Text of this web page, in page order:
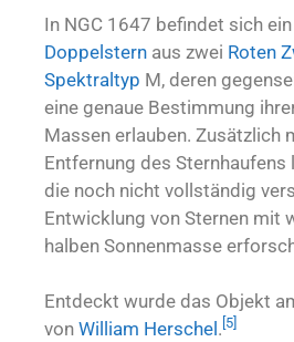
In NGC 1647 befindet sich ein
Doppelstern aus zwei Roten
Spektraltyp M, deren
eine genaue Bestimmung
Massen erlauben. Zusätzlich
Entfernung des
die noch nicht vollständig
Entwicklung von Sternen mit
halben Sonnenmasse
Entdeckt wurde das Objekt
von William Herschel . 5